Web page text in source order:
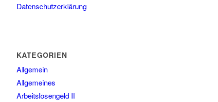
Datenschutzerklärung
KATEGORIEN
Allgemein
Allgemeines
Arbeitslosengeld II